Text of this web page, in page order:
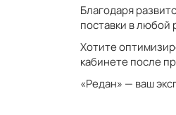
Благодаря
поставки в любой
Хотите
кабинете после
«Редан» — ваш